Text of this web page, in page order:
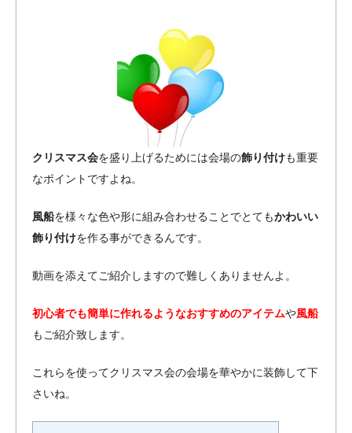
クリスマス会を盛り上げるためには会場の飾り付けも重要
なポイントですよね。
風船を様々な色や形に組み合わせることでとてもかわいい
飾り付けを作る事ができるんです。
動画を添えてご紹介しますので難しくありませんよ。
初心者でも簡単に作れるようなおすすめのアイテムや風船
もご紹介致します。
これらを使ってクリスマス会の会場を華やかに装飾して下
さいね。